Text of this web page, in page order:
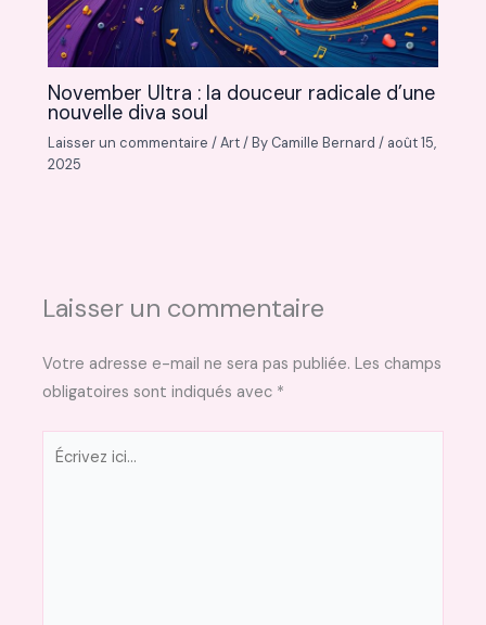
November Ultra : la douceur radicale d’une
nouvelle diva soul
Laisser un commentaire /Art/ By Camille Bernard/ août 15,
2025
Laisser un commentaire
Votre adresse e-mail ne sera pas publiée. Les champs
obligatoires sont indiqués avec *
Écrivez